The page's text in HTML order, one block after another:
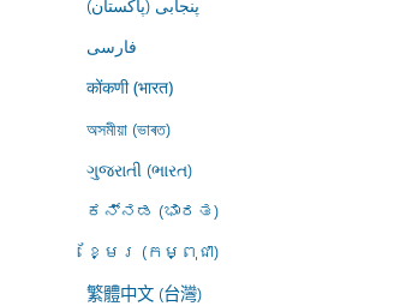
پنجابی (پاکستان)
فارسى
कोंकणी (भारत)
অসমীয়া (ভাৰত)
ગુજરાતી (ભારત)
ಕನ್ನಡ (ಭಾರತ)
ខ្មែរ (កម្ពុជា)
繁體中文 (台灣)